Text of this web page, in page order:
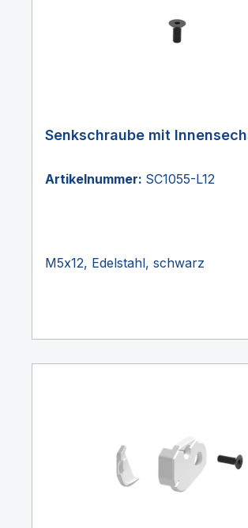
Senkschraube mit
Artikelnummer: SC1055-L12
M5x12, Edelstahl, schwarz